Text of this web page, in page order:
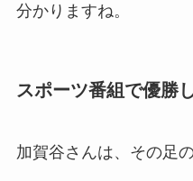
分かりますね。
スポーツ番組で優勝
加賀谷さんは、その足